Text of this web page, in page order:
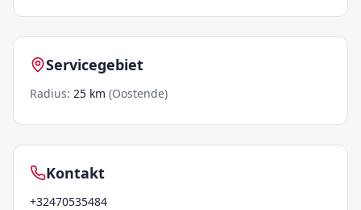
Servicegebiet
Radius: 25 km (Oostende)
Kontakt
+32470535484